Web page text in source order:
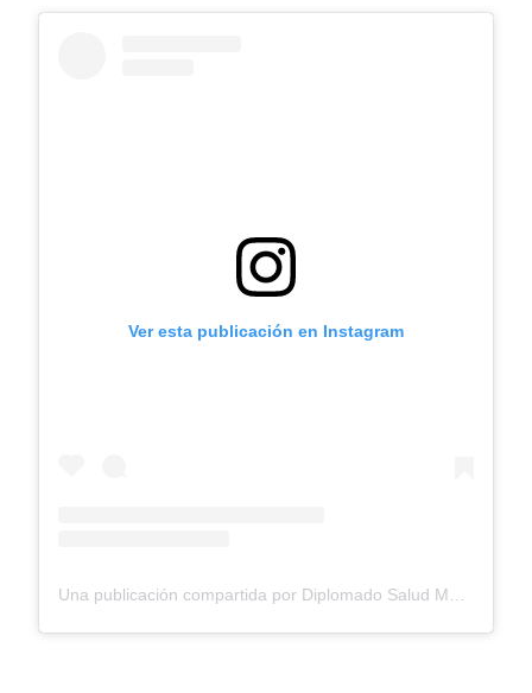
Ver esta publicación en Instagram
Una publicación compartida por Diplomado Salud Mental (@diplomadosaludmentalfcsuc)